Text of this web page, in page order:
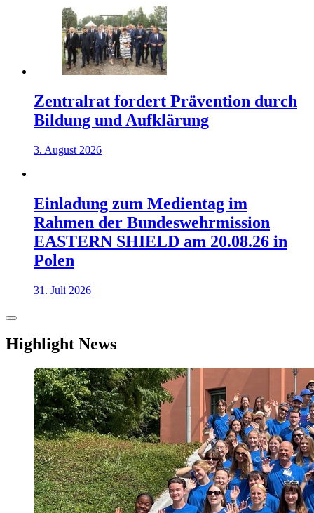
Zentralrat fordert Prävention durch
Bildung und Aufklärung
3. August 2026
Einladung zum Medientag im
Rahmen der Bundeswehrmission
EASTERN SHIELD am 20.08.26 in
Polen
31. Juli 2026
Highlight News